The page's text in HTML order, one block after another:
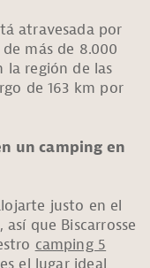
atravesada por
más de 8.000
la región de las
de 163 km por
un camping en
justo en el
que Biscarrosse
camping 5